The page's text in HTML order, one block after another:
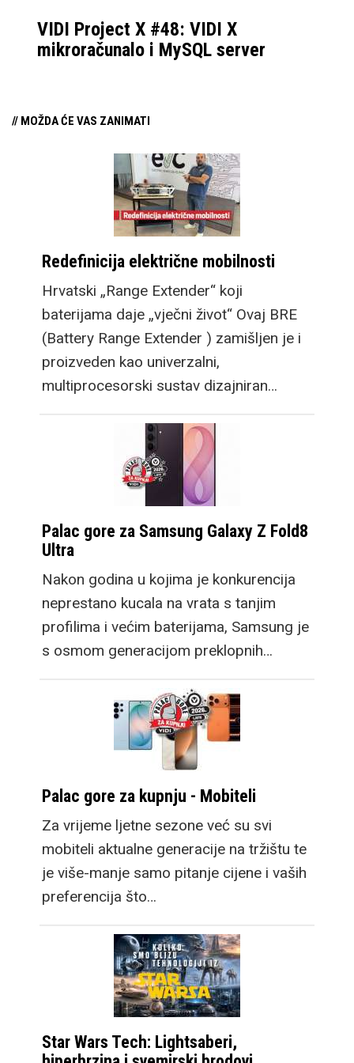
materijala. Mi ih
redovito testiramo, pa
VIDI Project X #48: VIDI X
mikroračunalo i MySQL server
// MOŽDA ĆE VAS ZANIMATI
Redefinicija električne mobilnosti
Hrvatski „Range Extender“ koji
baterijama daje „vječni život“ Ovaj BRE
(Battery Range Extender ) zamišljen je i
proizveden kao univerzalni,
multiprocesorski sustav dizajniran…
Palac gore za Samsung Galaxy Z Fold8
Ultra
Nakon godina u kojima je konkurencija
neprestano kucala na vrata s tanjim
profilima i većim baterijama, Samsung je
s osmom generacijom preklopnih…
Palac gore za kupnju - Mobiteli
Za vrijeme ljetne sezone već su svi
mobiteli aktualne generacije na tržištu te
je više-manje samo pitanje cijene i vaših
preferencija što…
Star Wars Tech: Lightsaberi,